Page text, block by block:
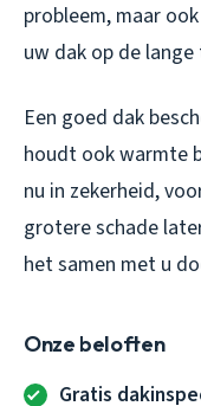
probleem, maar
uw dak op de
Een goed dak
houdt ook warmte
nu in zekerheid,
grotere schade
het samen met u
Onze beloften
Gratis